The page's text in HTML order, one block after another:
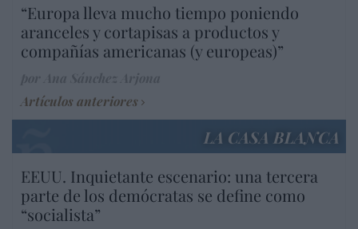
“Europa lleva mucho tiempo poniendo
aranceles y cortapisas a productos y
compañías americanas (y europeas)”
Artículos anteriores
LA CASA BLANCA
EEUU. Inquietante escenario: una tercera
parte de los demócratas se define como
“socialista”